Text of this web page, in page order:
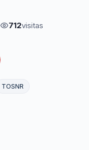
712visitas
TOSNR